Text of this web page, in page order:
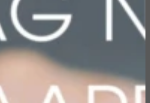
!
en 's avonds aan op het gelaat
of alleen. Inmasseren tot het